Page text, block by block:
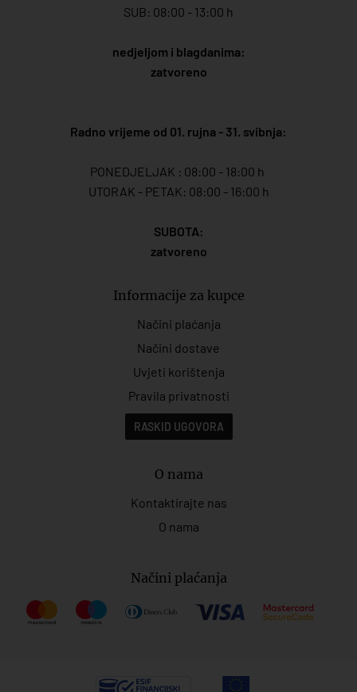
SUB: 08:00 - 13:00 h
nedjeljom i blagdanima:
zatvoreno
Radno vrijeme od 01. rujna - 31. svibnja:
PONEDJELJAK : 08:00 - 18:00 h
UTORAK - PETAK: 08:00 - 16:00 h
SUBOTA:
zatvoreno
Informacije za kupce
Načini plaćanja
Načini dostave
Uvjeti korištenja
Pravila privatnosti
RASKID UGOVORA
O nama
Kontaktirajte nas
O nama
Načini plaćanja